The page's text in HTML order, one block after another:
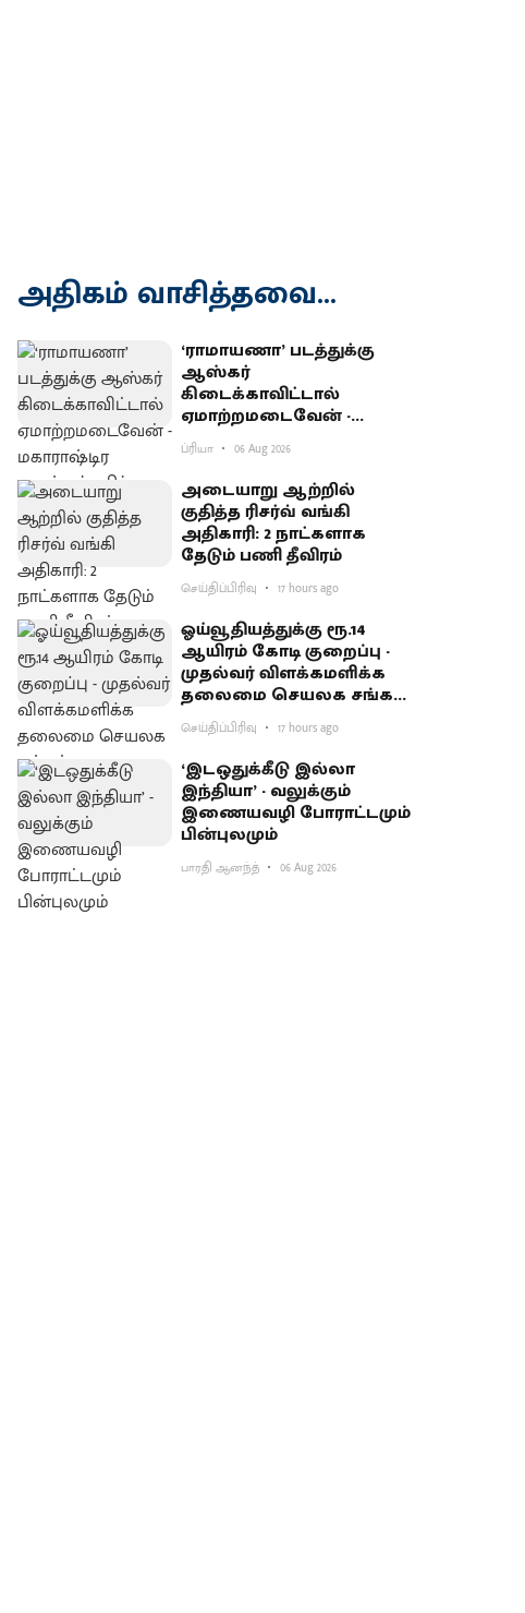
அதிகம் வாசித்தவை...
‘ராமாயணா’ படத்துக்கு
ஆஸ்கர்
கிடைக்காவிட்டால்
ஏமாற்றமடைவேன் -
மகாராஷ்டிர முதல்வர்
பகிர்வு
ப்ரியா 06 Aug 2026
அடையாறு ஆற்றில்
குதித்த ரிசர்வ் வங்கி
அதிகாரி: 2 நாட்களாக
தேடும் பணி தீவிரம்
செய்திப்பிரிவு 17 hours ago
ஓய்வூதியத்துக்கு ரூ.14
ஆயிரம் கோடி குறைப்பு -
முதல்வர் விளக்கமளிக்க
தலைமை செயலக சங்கம்
வலியுறுத்தல்
செய்திப்பிரிவு 17 hours ago
‘இடஒதுக்கீடு இல்லா
இந்தியா’ - வலுக்கும்
இணையவழி போராட்டமும்
பின்புலமும்
பாரதி ஆனந்த் 06 Aug 2026